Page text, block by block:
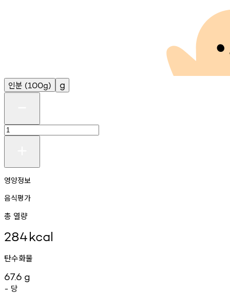
인분 (100g) g
영양정보
음식평가
총 열량
284kcal
탄수화물
67.6 g
- 당